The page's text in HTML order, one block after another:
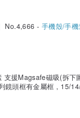
No.4,666 -手機殼/手機
支援Magsafe磁吸(拆下
鏡頭框有金屬框 , 15/